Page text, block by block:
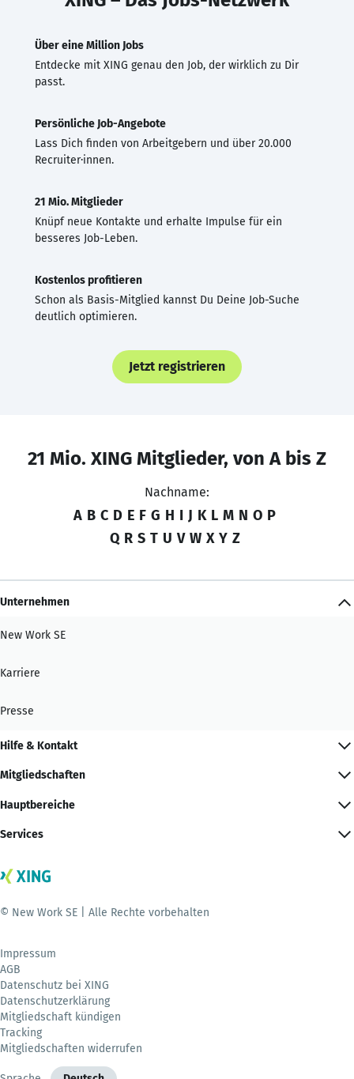
Über eine Million Jobs
Entdecke mit XING genau den Job, der wirklich zu Dir
passt.
Persönliche Job-Angebote
Lass Dich finden von Arbeitgebern und über 20.000
Recruiter·innen.
21 Mio. Mitglieder
Knüpf neue Kontakte und erhalte Impulse für ein
besseres Job-Leben.
Kostenlos profitieren
Schon als Basis-Mitglied kannst Du Deine Job-Suche
deutlich optimieren.
Jetzt registrieren
21 Mio. XING Mitglieder, von A bis Z
Nachname:
A B C D E F G H I J K L M N O P
Q R S T U V W X Y Z
Unternehmen
New Work SE
Karriere
Presse
Hilfe & Kontakt
Mitgliedschaften
Hauptbereiche
Services
© New Work SE | Alle Rechte vorbehalten
Impressum
AGB
Datenschutz bei XING
Datenschutzerklärung
Mitgliedschaft kündigen
Tracking
Mitgliedschaften widerrufen